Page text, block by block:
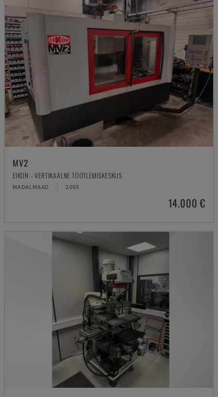
MV2
EIKON - VERTIKAALNE TÖÖTLEMISKESKUS
MADALMAAD 2003
14.000 €